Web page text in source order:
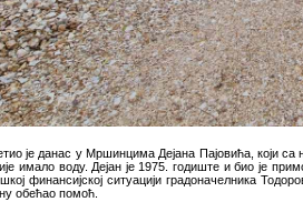
је данас у Мршинцима Дејана Пајовића, који
имало воду. Дејан је 1975. годиште и био је
финансијској ситуацији градоначелника
обећао помоћ.